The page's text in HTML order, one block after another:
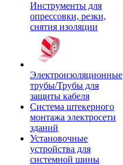
Инструменты для
опрессовки, резки,
снятия изоляции
Электроизоляционные
трубы/Трубы для
защиты кабеля
Система штекерного
монтажа электросети
зданий
Установочные
устройства для
системной шины